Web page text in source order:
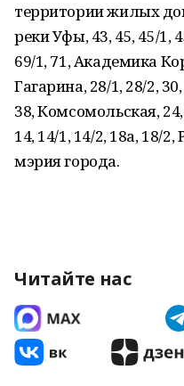
территории жилых
реки Уфы, 43, 45, 45/1,
69/1, 71, Академика
Гагарина, 28/1, 28/2,
38, Комсомольская,
14, 14/1, 14/2, 18а, 18/
мэрия города.
Читайте нас